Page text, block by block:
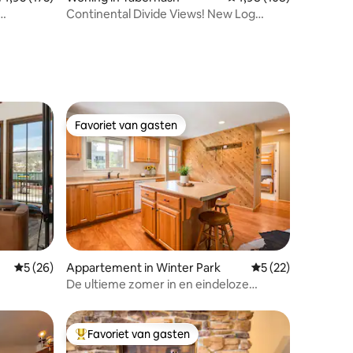
Continental Divide Views! New Log
Gemiddelde beoordeling van 5 uit 5, 26 recensies
5 (26)
Favoriet van gasten
Favoriet van gasten
Appartement in Winter Park Gemiddelde
5 (22)
De ultieme zomer in en eindeloze
Topfavoriet van gasten
Favoriet van gasten